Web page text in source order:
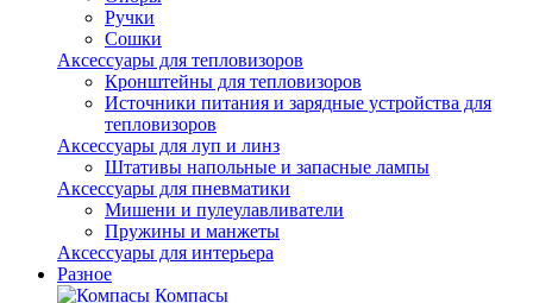
Ручки
Сошки
Аксессуары для тепловизоров
Кронштейны для тепловизоров
Источники питания и зарядные устройства для
тепловизоров
Аксессуары для луп и линз
Штативы напольные и запасные лампы
Аксессуары для пневматики
Мишени и пулеулавливатели
Пружины и манжеты
Аксессуары для интерьера
Разное
Компасы